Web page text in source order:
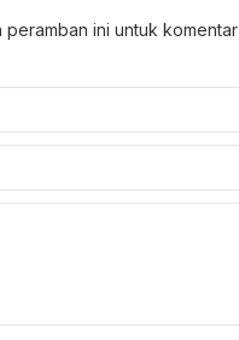
peramban ini untuk komentar